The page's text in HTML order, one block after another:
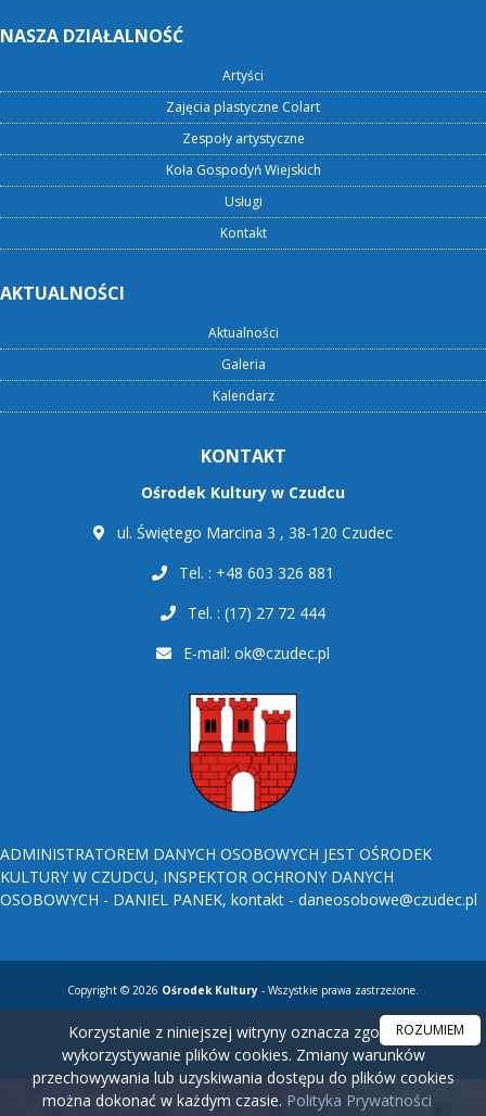
NASZA DZIAŁALNOŚĆ
Artyści
Zajęcia plastyczne Colart
Zespoły artystyczne
Koła Gospodyń Wiejskich
Usługi
Kontakt
AKTUALNOŚCI
Aktualności
Galeria
Kalendarz
KONTAKT
Ośrodek Kultury w Czudcu
ul. Świętego Marcina 3 , 38-120 Czudec
Tel. : +48 603 326 881
Tel. : (17) 27 72 444
E-mail: ok@czudec.pl
ADMINISTRATOREM DANYCH OSOBOWYCH JEST OŚRODEK
KULTURY W CZUDCU, INSPEKTOR OCHRONY DANYCH
OSOBOWYCH - DANIEL PANEK, kontakt - daneosobowe@czudec.pl
Copyright © 2026 Ośrodek Kultury - Wszystkie prawa zastrzeżone.
Korzystanie z niniejszej witryny oznacza zgodę na
wykorzystywanie plików cookies. Zmiany warunków
przechowywania lub uzyskiwania dostępu do plików cookies
można dokonać w każdym czasie. Polityka Prywatności
ROZUMIEM